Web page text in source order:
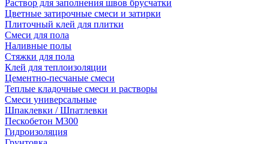
Раствор для заполнения швов брусчатки
Цветные затирочные смеси и затирки
Плиточный клей для плитки
Смеси для пола
Наливные полы
Стяжки для пола
Клей для теплоизоляции
Цементно-песчаные смеси
Теплые кладочные смеси и растворы
Смеси универсальные
Шпаклевки / Шпатлевки
Пескобетон М300
Гидроизоляция